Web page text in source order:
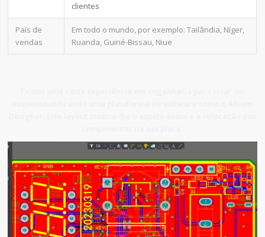
clientes
País de
vendas
Em todo o mundo, por exemplo: Tailândia, Níger,
Ruanda, Guiné-Bissau, Niue